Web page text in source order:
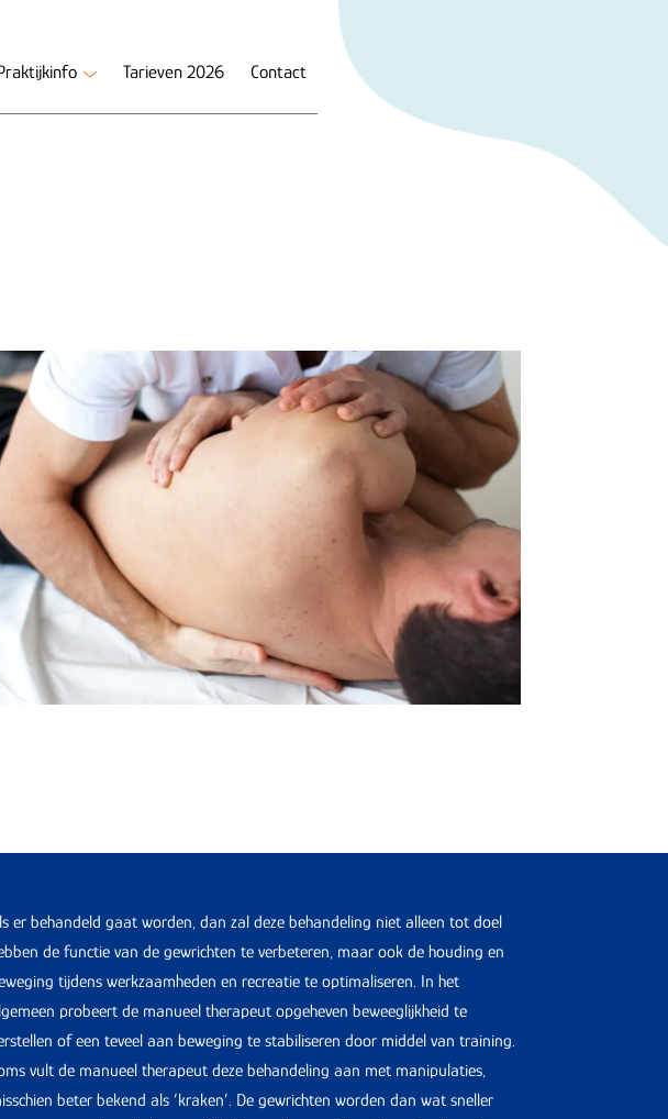
Tarieven 2026 Contact
er behandeld gaat worden, dan zal deze behandeling niet alleen tot doel
de functie van de gewrichten te verbeteren, maar ook de houding en
tijdens werkzaamheden en recreatie te optimaliseren. In het
probeert de manueel therapeut opgeheven beweeglijkheid te
of een teveel aan beweging te stabiliseren door middel van training.
vult de manueel therapeut deze behandeling aan met manipulaties,
beter bekend als ‘kraken’. De gewrichten worden dan wat sneller